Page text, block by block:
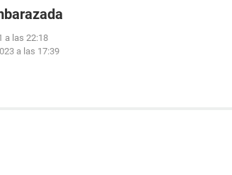
a las 22:18
a las 17:39